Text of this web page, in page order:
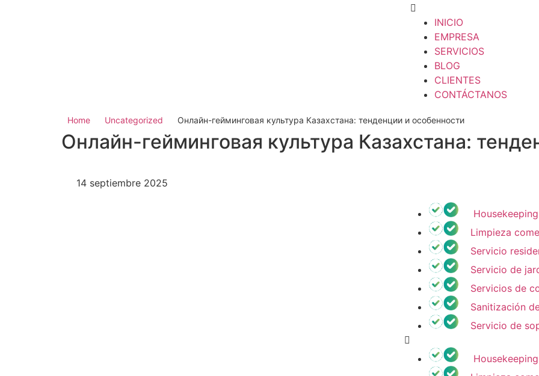
INICIO
EMPRESA
SERVICIOS
BLOG
CLIENTES
CONTÁCTANOS
Home Uncategorized Онлайн-гейминговая культура Казахстана: тенденции и особенности
Онлайн-гейминговая культура Казахстана:
14 septiembre 2025
Housekeeping
Limpieza
Servicio
Servicio de
Servicios de
Sanitización
Servicio de
Housekeeping